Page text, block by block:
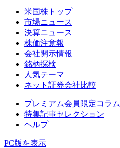
米国株トップ
市場ニュース
決算ニュース
株価注意報
会社開示情報
銘柄探検
人気テーマ
ネット証券会社比較
プレミアム会員限定コラム
特集記事セレクション
ヘルプ
PC版を表示